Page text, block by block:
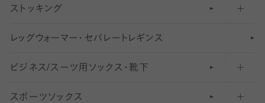
スニーカー（くるぶし）用ソックス
アンクル・ショートソックス（くるぶし上）
クルーソックス（ふくらはぎ下）
ハイソックス
31〜40デニールタイツ
41〜60デニールタイツ
61〜80デニールタイツ
81 〜110デニールタイツ
柄レギンス
無地レギンス
レギンスパンツ（レギパン）
マタニティレギンス
ストッキング
伝線しにくいストッキング
ショートストッキング
結婚式用ストッキング
レッ グ ウォー マー ・ セパレー ト レ ギンス
ビジネス/スーツ用 ソックス・靴下
匠シリーズ
スポーツソックス